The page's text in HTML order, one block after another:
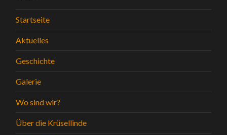
Startseite
Aktuelles
Geschichte
Galerie
Wo sind wir?
Über die Krüsellinde